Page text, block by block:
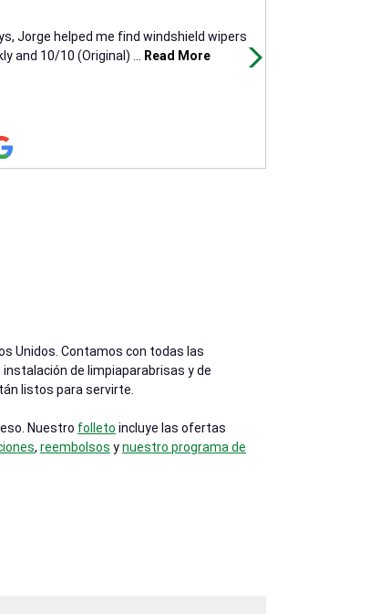
Jorge helped me find windshield wipers
and 10/10 (Original)
Read More
Unidos. Contamos con todas las
de limpiaparabrisas y de
listos para servirte.
Nuestro folleto incluye las ofertas
, reembolsos ynuestro programa de